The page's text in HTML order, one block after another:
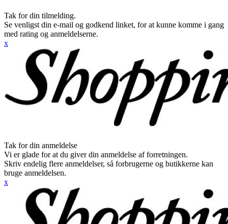
Tak for din tilmelding.
Se venligst din e-mail og godkend linket, for at kunne komme i gang
med rating og anmeldelserne.
x
Tak for din anmeldelse
Vi er glade for at du giver din anmeldelse af forretningen.
Skriv endelig flere anmeldelser, så forbrugerne og butikkerne kan
bruge anmeldelsen.
x